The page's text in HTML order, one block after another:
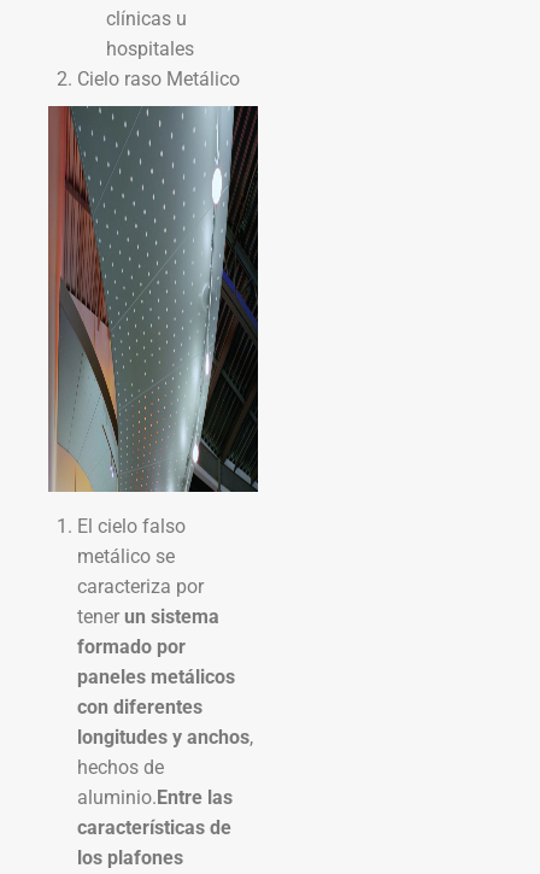
clínicas u
hospitales
Cielo raso Metálico
El cielo falso
metálico se
caracteriza por
tener un sistema
formado por
paneles metálicos
con diferentes
longitudes y anchos,
hechos de
aluminio.Entre las
características de
los plafones